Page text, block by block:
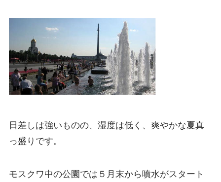
日差しは強いものの、湿度は低く、爽やかな夏真
っ盛りです。
モスクワ中の公園では５月末から噴水がスタート